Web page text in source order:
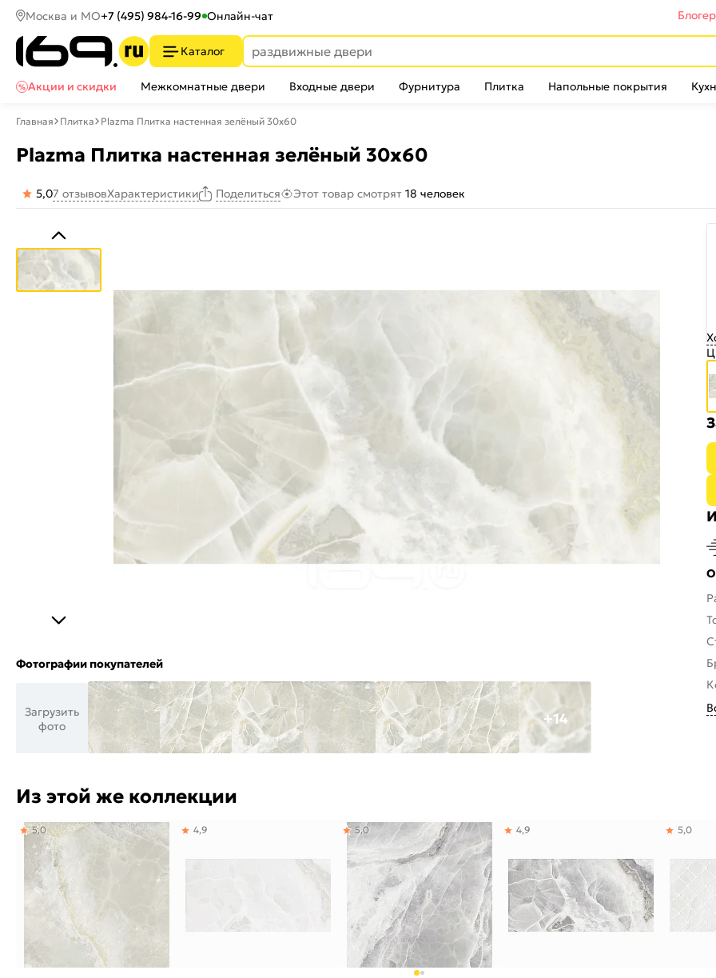
Москва и МО+7 (495) 984-16-99 Онлайн-чат
Каталог
Акции и скидки
Межкомнатные двери Входные двери Фурнитура Плитка Напольные покрытия
Главная Плитка Plazma Плитка настенная зелёный 30х60
Plazma Плитка настенная зелёный 30х60
5,07 отзывовХарактеристики Поделиться Этот товар смотрят 18 человек
Фотографии покупателей
Загрузить
фото
+14
О
Из этой же коллекции
5,0 4,9 5,0 4,9 5,0